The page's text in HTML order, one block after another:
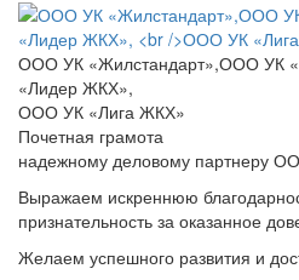
ООО УК «Жилстандарт»,ООО УК
«Лидер ЖКХ»,
ООО УК «Лига ЖКХ»
Почетная грамота
надежному деловому партнеру
Выражаем искреннюю
признательность за оказанное
Желаем успешного развития и